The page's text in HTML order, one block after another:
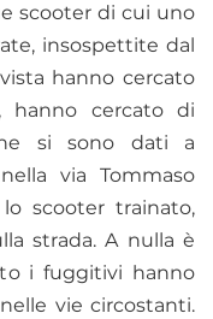
scooter di cui uno
insospettite dal
hanno cercato
hanno cercato di
si sono dati a
via Tommaso
scooter trainato,
strada. A nulla è
i fuggitivi hanno
vie circostanti.